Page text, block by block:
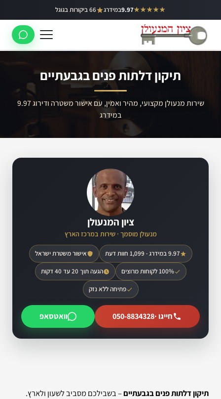
לתוכן
★★★★★
9.97במידרג 66 ביקורות בגוגל באר יעקב
ראשון לציון
לוד
רמלה
תיקון דלתות פנים בגבעתיים
שירות מנעולן מקצועי, מהיר ואמין, עם אישור משטרה ודירוג 9.97
במידרג
ציון המנעולן
מנעולן מוסמך · שירות במרכז הארץ
9.97 במידרג · 1,099 חוות דעת אישור משטרת ישראל
100% לקוחות מרוצים הגעה תוך 20 עד 40 דקות
פתיחה ללא נזק
חייגו ·050-8834328 וואטסאפ
תיקון דלתות פנים בגבעתיים– בשבילכם מסביב לשעון ולארץ.